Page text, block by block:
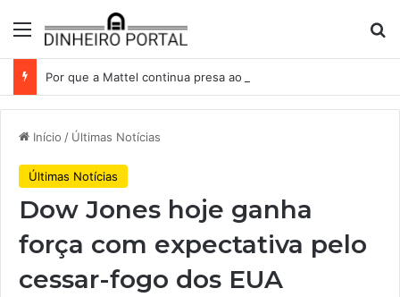
Menu
Início / Últimas Notícias
Últimas Notícias
Dow Jones hoje ganha
força com expectativa pelo
cessar-fogo dos EUA